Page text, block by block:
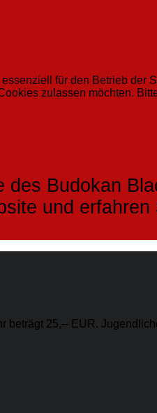
Budokan
und
25,-- EUR.
für den Betrieb
zulassen möchten.